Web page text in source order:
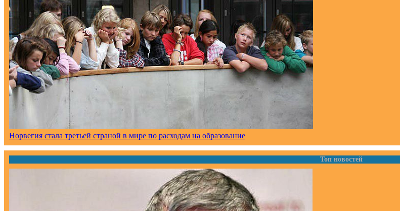
Норвегия стала третьей страной в мире по расходам на образование
Топ новостей